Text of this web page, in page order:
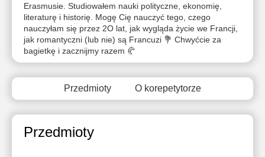
Erasmusie. Studiowałem nauki polityczne, ekonomię,
literaturę i historię. Mogę Cię nauczyć tego, czego
nauczyłam się przez 2O lat, jak wygląda życie we Francji,
jak romantyczni (lub nie) są Francuzi 💐 Chwyćcie za
bagietkę i zacznijmy razem 🥐
Przedmioty O korepetytorze
Przedmioty
Brak
dostępnych
terminów
10:00
10:30
14:00
10:00
10:30
Brak
dostępnych
terminów
Brak
dostępnych
terminów
Brak
dostępnych
terminów